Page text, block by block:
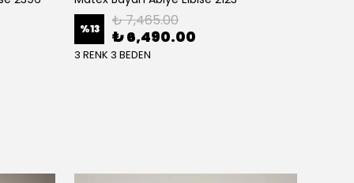
%13 ₺ 7,465.00
₺ 6,490.00
3 RENK 3 BEDEN